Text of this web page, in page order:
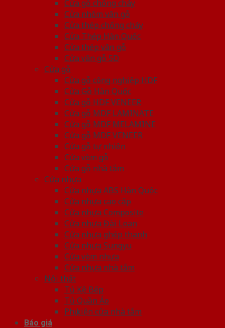
Cửa gỗ chống cháy
Cửa nhôm vân gỗ
Cửa thép chống cháy
Cửa Thép Hàn Quốc
Cửa thép vân gỗ
Cửa vân gỗ 5D
Cửa gỗ
Cửa gỗ công nghiệp HDF
Cửa Gỗ Hàn Quốc
Cửa gỗ HDF VENEER
Cửa gỗ MDF LAMINATE
Cửa gỗ MDF MELAMINE
Cửa gỗ MDF VENEER
Cửa gỗ tự nhiên
Cửa vòm gỗ
Cửa gỗ nhà tắm
Cửa nhựa
Cửa nhựa ABS Hàn Quốc
Cửa nhựa cao cấp
Cửa nhựa Composite
Cửa nhựa Đài Loan
Cửa nhựa ghép thanh
Cửa nhựa Sungyu
Cửa vòm nhựa
Cửa nhựa nhà tắm
Nội thất
Tủ Kệ Bếp
Tủ Quần Áo
Phụ kiện cửa nhà tắm
Báo giá